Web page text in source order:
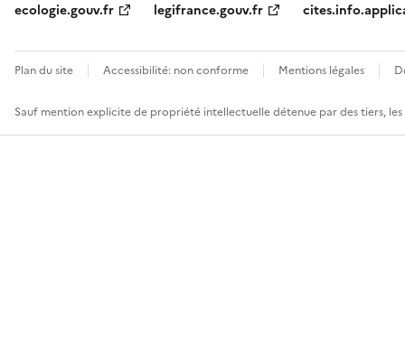
ecologie.gouv.fr
legifrance.gouv.fr
Plan du site Accessibilité: non conforme Mentions légales
Sauf mention explicite de propriété intellectuelle détenue par des tiers,